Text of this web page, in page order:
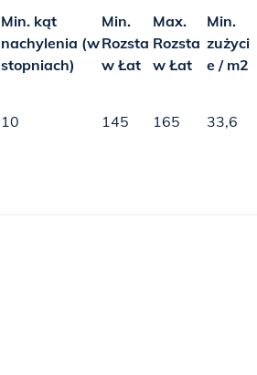
Min. kąt
nachylenia (w
stopniach)
Min.
Rozsta
w Łat
Max.
Rozsta
w Łat
Min.
zużyci
e / m2
10 145 165 33,6